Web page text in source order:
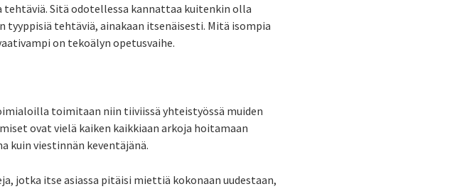
Sitä odotellessa kannattaa kuitenkin olla
tehtäviä, ainakaan itsenäisesti. Mitä isompia
on tekoälyn opetusvaihe.
toimitaan niin tiiviissä yhteistyössä muiden
ovat vielä kaiken kaikkiaan arkoja hoitamaan
kuin viestinnän keventäjänä.
jotka itse asiassa pitäisi miettiä kokonaan uudestaan,